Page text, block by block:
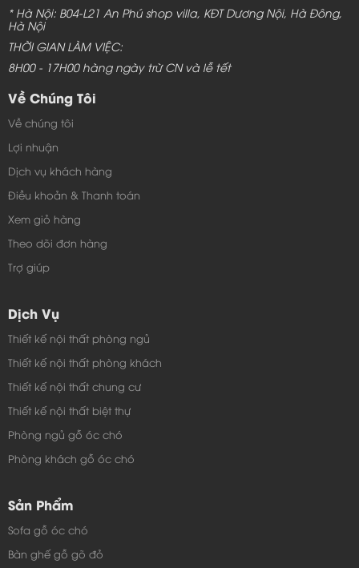
* Hà Nội: B04-L21 An Phú shop villa, KĐT Dương Nội, Hà Đông,
Hà Nội
THỜI GIAN LÀM VIỆC:
8H00 - 17H00 hàng ngày trừ CN và lễ tết
Về Chúng Tôi
Về chúng tôi
Lợi nhuận
Dịch vụ khách hàng
Điều khoản & Thanh toán
Xem giỏ hàng
Theo dõi đơn hàng
Trợ giúp
Dịch Vụ
Thiết kế nội thất phòng ngủ
Thiết kế nội thất phòng khách
Thiết kế nội thất chung cư
Thiết kế nội thất biệt thự
Phòng ngủ gỗ óc chó
Phòng khách gỗ óc chó
Sản Phẩm
Sofa gỗ óc chó
Bàn ghế gỗ gõ đỏ